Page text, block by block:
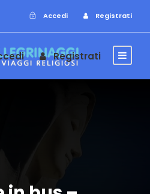
Accedi Registrati
Registrati